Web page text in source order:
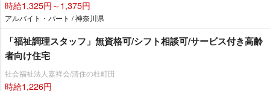
時給1,325円～1,375円
アルバイト・パート / 神奈川県
「福祉調理スタッフ」無資格可/シフト相談可/サービス付き高齢
者向け住宅
社会福祉法人嘉祥会/清住の杜町田
時給1,226円